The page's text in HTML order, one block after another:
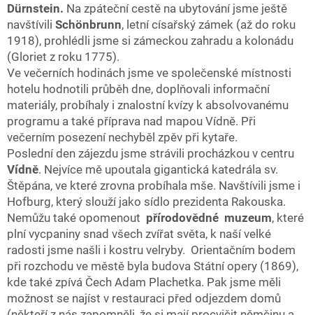
Dürnstein. Na zpáteční cestě na ubytování jsme ještě
navštívili Schönbrunn, letní císařský zámek (až do roku
1918), prohlédli jsme si zámeckou zahradu a kolonádu
(Gloriet z roku 1775).
Ve večerních hodinách jsme ve společenské místnosti
hotelu hodnotili průběh dne, doplňovali informační
materiály, probíhaly i znalostní kvízy k absolvovanému
programu a také příprava nad mapou Vídně. Při
večerním posezení nechyběl zpěv při kytaře.
Poslední den zájezdu jsme strávili procházkou v centru
Vídně. Nejvíce mě upoutala gigantická katedrála sv.
Štěpána, ve které zrovna probíhala mše. Navštívili jsme i
Hofburg, který slouží jako sídlo prezidenta Rakouska.
Nemůžu také opomenout přírodovědné muzeum, které
plní vycpaniny snad všech zvířat světa, k naší velké
radosti jsme našli i kostru velryby. Orientačním bodem
při rozchodu ve městě byla budova Státní opery (1869),
kde také zpívá Čech Adam Plachetka. Pak jsme měli
možnost se najíst v restauraci před odjezdem domů